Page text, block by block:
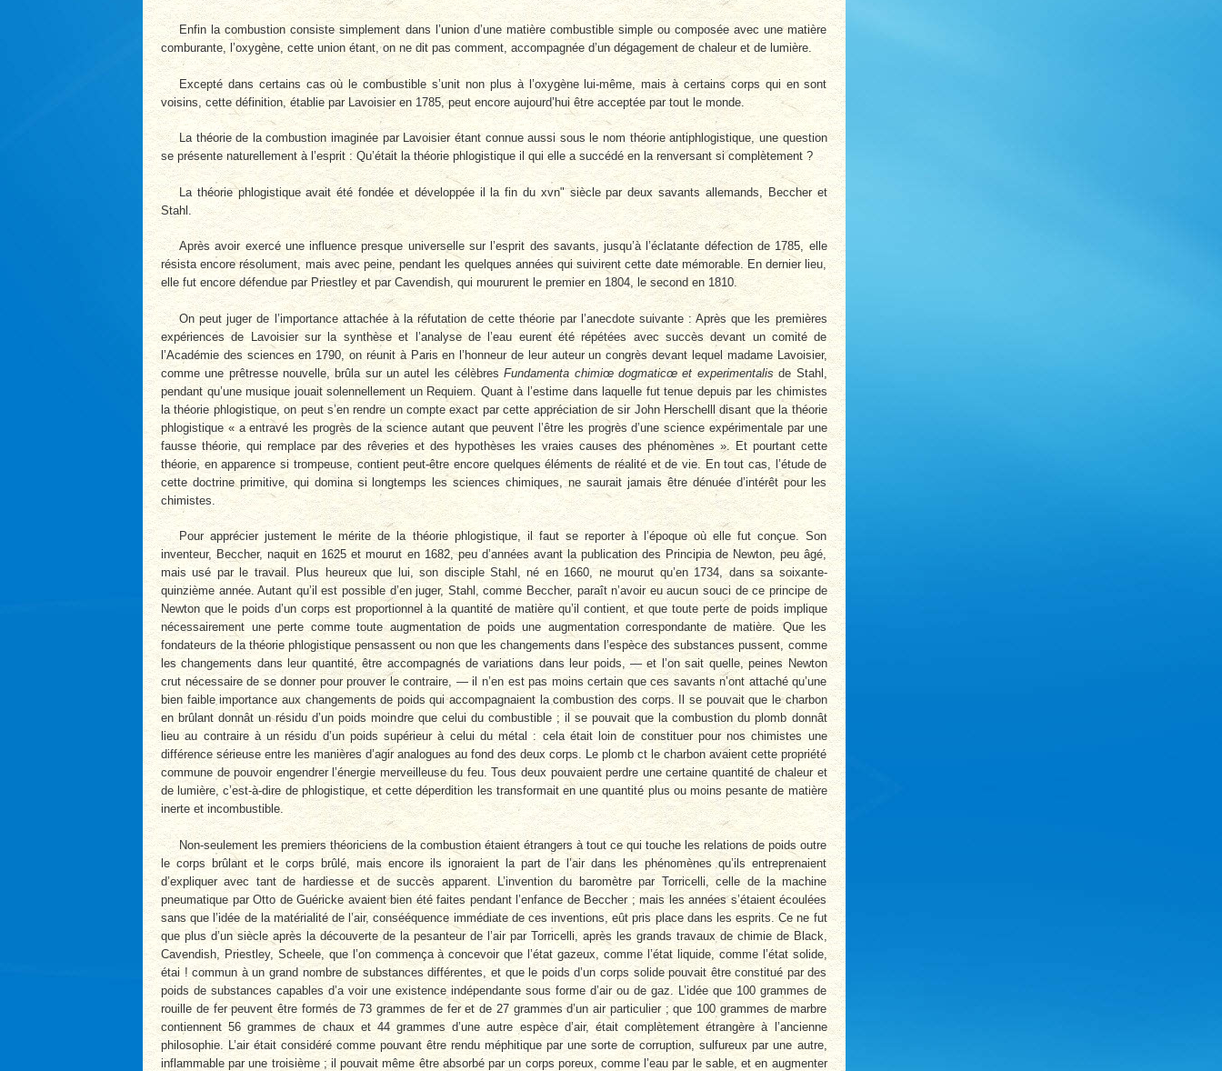
Enfin la combustion consiste simplement dans l’union d’une matière combustible simple ou composée avec une matière
comburante, l’oxygène, cette union étant, on ne dit pas comment, accompagnée d’un dégagement de chaleur et de lumière.
Excepté dans certains cas où le combustible s’unit non plus à l’oxygène lui-même, mais à certains corps qui en sont
voisins, cette définition, établie par Lavoisier en 1785, peut encore aujourd’hui être acceptée par tout le monde.
La théorie de la combustion imaginée par Lavoisier étant connue aussi sous le nom théorie antiphlogistique, une question
se présente naturellement à l’esprit : Qu’était la théorie phlogistique il qui elle a succédé en la renversant si complètement ?
La théorie phlogistique avait été fondée et développée il la fin du xvn" siècle par deux savants allemands, Beccher et
Stahl.
Après avoir exercé une influence presque universelle sur l’esprit des savants, jusqu’à l’éclatante défection de 1785, elle
résista encore résolument, mais avec peine, pendant les quelques années qui suivirent cette date mémorable. En dernier lieu,
elle fut encore défendue par Priestley et par Cavendish, qui moururent le premier en 1804, le second en 1810.
On peut juger de l’importance attachée à la réfutation de cette théorie par l’anecdote suivante : Après que les premières
expériences de Lavoisier sur la synthèse et l’analyse de l’eau eurent été répétées avec succès devant un comité de
l’Académie des sciences en 1790, on réunit à Paris en l’honneur de leur auteur un congrès devant lequel madame Lavoisier,
comme une prêtresse nouvelle, brûla sur un autel les célèbresFundamenta chimiœ dogmaticœ et experimentalisde Stahl,
pendant qu’une musique jouait solennellement un Requiem. Quant à l’estime dans laquelle fut tenue depuis par les chimistes
la théorie phlogistique, on peut s’en rendre un compte exact par cette appréciation de sir John Herschelll disant que la théorie
phlogistique « a entravé les progrès de la science autant que peuvent l’être les progrès d’une science expérimentale par une
fausse théorie, qui remplace par des rêveries et des hypothèses les vraies causes des phénomènes ». Et pourtant cette
théorie, en apparence si trompeuse, contient peut-être encore quelques éléments de réalité et de vie. En tout cas, l’étude de
cette doctrine primitive, qui domina si longtemps les sciences chimiques, ne saurait jamais être dénuée d’intérêt pour les
chimistes.
Pour apprécier justement le mérite de la théorie phlogistique, il faut se reporter à l’époque où elle fut conçue. Son
inventeur, Beccher, naquit en 1625 et mourut en 1682, peu d’années avant la publication des Principia de Newton, peu âgé,
mais usé par le travail. Plus heureux que lui, son disciple Stahl, né en 1660, ne mourut qu’en 1734, dans sa soixante-
quinzième année. Autant qu’il est possible d’en juger, Stahl, comme Beccher, paraît n’avoir eu aucun souci de ce principe de
Newton que le poids d’un corps est proportionnel à la quantité de matière qu’il contient, et que toute perte de poids implique
nécessairement une perte comme toute augmentation de poids une augmentation correspondante de matière. Que les
fondateurs de la théorie phlogistique pensassent ou non que les changements dans l’espèce des substances pussent, comme
les changements dans leur quantité, être accompagnés de variations dans leur poids, — et l’on sait quelle, peines Newton
crut nécessaire de se donner pour prouver le contraire, — il n’en est pas moins certain que ces savants n’ont attaché qu’une
bien faible importance aux changements de poids qui accompagnaient la combustion des corps. Il se pouvait que le charbon
en brûlant donnât un résidu d’un poids moindre que celui du combustible ; il se pouvait que la combustion du plomb donnât
lieu au contraire à un résidu d’un poids supérieur à celui du métal : cela était loin de constituer pour nos chimistes une
différence sérieuse entre les manières d’agir analogues au fond des deux corps. Le plomb ct le charbon avaient cette propriété
commune de pouvoir engendrer l’énergie merveilleuse du feu. Tous deux pouvaient perdre une certaine quantité de chaleur et
de lumière, c’est-à-dire de phlogistique, et cette déperdition les transformait en une quantité plus ou moins pesante de matière
inerte et incombustible.
Non-seulement les premiers théoriciens de la combustion étaient étrangers à tout ce qui touche les relations de poids outre
le corps brûlant et le corps brûlé, mais encore ils ignoraient la part de l’air dans les phénomènes qu’ils entreprenaient
d’expliquer avec tant de hardiesse et de succès apparent. L’invention du baromètre par Torricelli, celle de la machine
pneumatique par Otto de Guéricke avaient bien été faites pendant l’enfance de Beccher ; mais les années s’étaient écoulées
sans que l’idée de la matérialité de l’air, consééquence immédiate de ces inventions, eût pris place dans les esprits. Ce ne fut
que plus d’un siècle après la découverte de la pesanteur de l’air par Torricelli, après les grands travaux de chimie de Black,
Cavendish, Priestley, Scheele, que l’on commença à concevoir que l’état gazeux, comme l’état liquide, comme l’état solide,
étai ! commun à un grand nombre de substances différentes, et que le poids d’un corps solide pouvait être constitué par des
poids de substances capables d’a voir une existence indépendante sous forme d’air ou de gaz. L’idée que 100 grammes de
rouille de fer peuvent être formés de 73 grammes de fer et de 27 grammes d’un air particulier ; que 100 grammes de marbre
contiennent 56 grammes de chaux et 44 grammes d’une autre espèce d’air, était complètement étrangère à l’ancienne
philosophie. L’air était considéré comme pouvant être rendu méphitique par une sorte de corruption, sulfureux par une autre,
inflammable par une troisième ; il pouvait même être absorbé par un corps poreux, comme l’eau par le sable, et en augmenter